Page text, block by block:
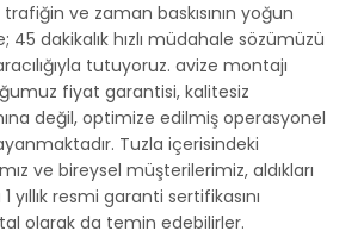
ve zaman baskısının yoğun
dakikalık hızlı müdahale sözümüzü
tutuyoruz. avize montajı
fiyat garantisi, kalitesiz
değil, optimize edilmiş operasyonel
Tuzla içerisindeki
ve bireysel müşterilerimiz, aldıkları
resmi garanti sertifikasını
olarak da temin edebilirler.